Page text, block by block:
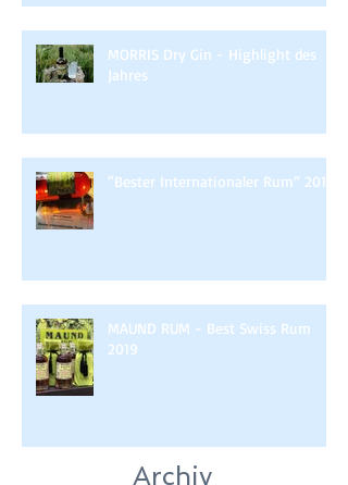
MORRIS Dry Gin - Highlight des
Jahres
“Bester Internationaler Rum” 2019
MAUND RUM - Best Swiss Rum
2019
Archiv